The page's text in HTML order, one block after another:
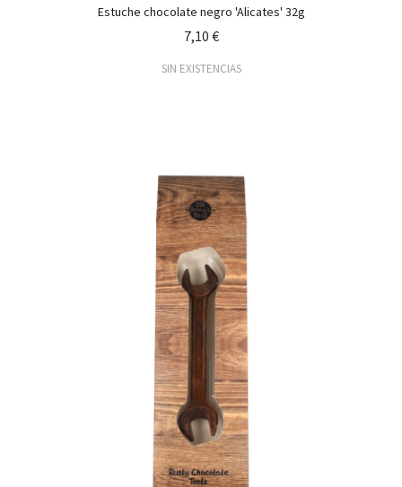
Estuche chocolate negro 'Alicates' 32g
7,10 €
SIN EXISTENCIAS